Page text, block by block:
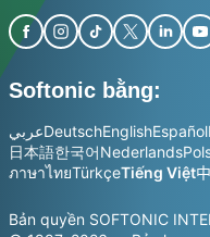
Softonic bằng:
عربيDeutschEnglishEspañol
日本語한국어Nederlands
ภาษาไทยTürkçeTiếng Việt
Bản quyền SOFTONIC